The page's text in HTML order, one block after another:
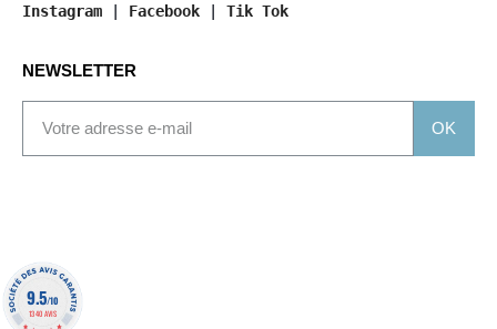
Instagram Facebook Tik Tok
NEWSLETTER
OK
9.5/10
1340 AVIS